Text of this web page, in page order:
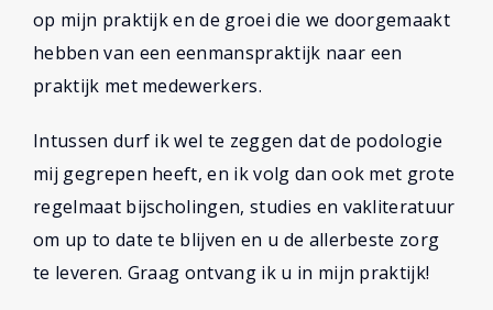
op mijn praktijk en de groei die we doorgemaakt
hebben van een eenmanspraktijk naar een
praktijk met medewerkers.
Intussen durf ik wel te zeggen dat de podologie
mij gegrepen heeft, en ik volg dan ook met grote
regelmaat bijscholingen, studies en vakliteratuur
om up to date te blijven en u de allerbeste zorg
te leveren. Graag ontvang ik u in mijn praktijk!